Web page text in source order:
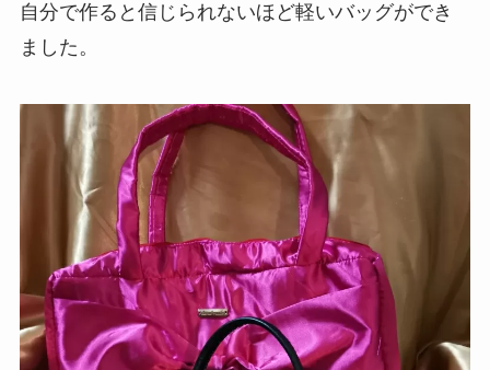
自分で作ると信じられないほど軽いバッグができ
ました。